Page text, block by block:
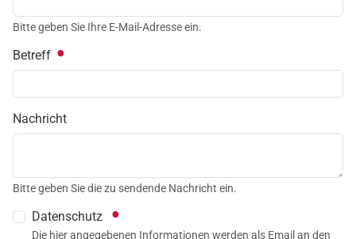
Bitte geben Sie Ihre E-Mail-Adresse ein.
Betreff
Nachricht
Bitte geben Sie die zu sendende Nachricht ein.
Datenschutz
Die hier angegebenen Informationen werden als Email an den